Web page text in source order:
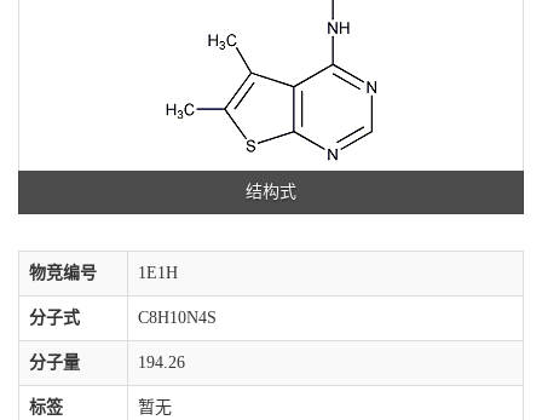
结构式
物竞编号 1E1H
分子式 C8H10N4S
分子量 194.26
标签 暂无